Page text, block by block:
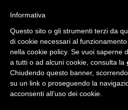
Informativa
Questo sito o gli strumenti terzi da
di cookie necessari al
nella cookie policy. Se vuoi saperne
a tutti o ad alcuni cookie, consulta la
Chiudendo questo banner,
su un link o proseguendo la
acconsenti all’uso dei cookie.